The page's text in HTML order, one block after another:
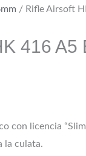
/ Rifle Airsoft
416 A5
con licencia
la culata.